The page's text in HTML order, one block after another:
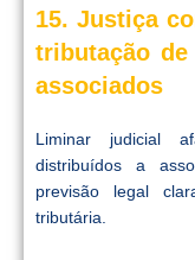
15. Justiça
tributação
associados
Liminar judicial
distribuídos a
previsão legal
tributária.